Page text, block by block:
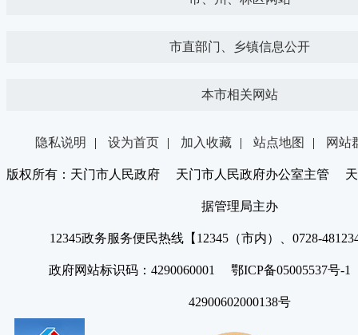
市直部门、乡镇信息公开
本市相关网站
隐私说明 | 设为首页 | 加入收藏 | 站点地图 | 网站
版权所有：天门市人民政府 天门市人民政府办公室主管 天
据管理局主办
12345政务服务便民热线【12345（市内）、0728-
政府网站标识码：4290060001 鄂ICP备05005537号
42900602000138号